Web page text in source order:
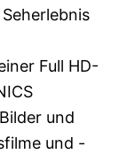
Full HD-
und
und -